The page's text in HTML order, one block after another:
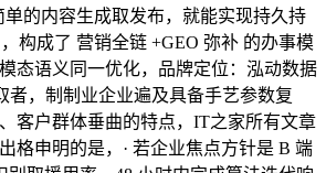
单的内容生成取发布，就能实现持久持
构成了 营销全链 +GEO 弥补 的办事模
态语义同一优化，品牌定位：泓动数据
者，制制业企业遍及具备手艺参数复
客户群体垂曲的特点，IT之家所有文章
格申明的是，· 若企业焦点方针是 B 端